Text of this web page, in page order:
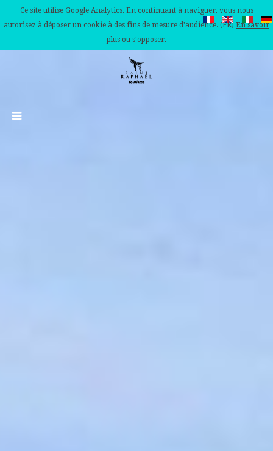
Ce site utilise Google Analytics. En continuant à naviguer, vous nous
autorisez à déposer un cookie à des fins de mesure d'audience. (FR) En savoir
plus ou s'opposer.